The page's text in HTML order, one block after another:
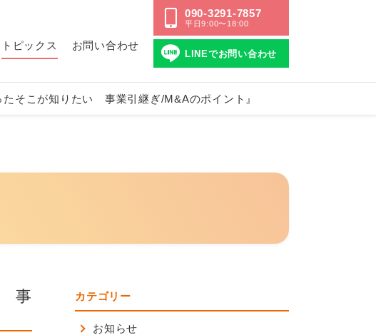
090-3291-7857
平日9:00〜18:00
LINEでお問い合わせ
トピックス お問い合わせ
そこが知りたい 事業引継ぎ/M&Aのポイント』
事
カテゴリー
お知らせ